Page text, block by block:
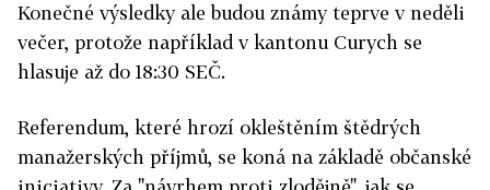
Konečné výsledky ale budou známy teprve v neděli
večer, protože například v kantonu Curych se
hlasuje až do 18:30 SEČ.
Referendum, které hrozí okleštěním štědrých
manažerských příjmů, se koná na základě občanské